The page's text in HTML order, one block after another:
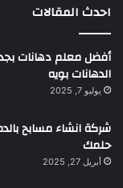
احدث المقالات
الدهانات بويه
يوليو 7, 2025
شركة انشاء مسابح
حلمك
أبريل 27, 2025